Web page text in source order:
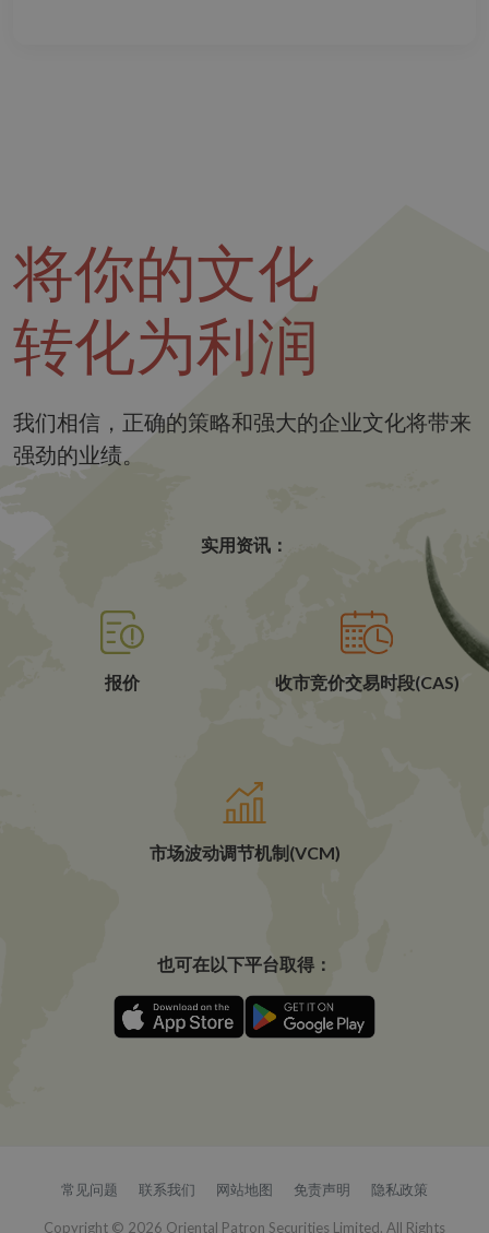
将你的文化
转化为利润
我们相信，正确的策略和强大的企业文化将带来
强劲的业绩。
实用资讯：
报价 收市竞价交易时段(CAS)
市场波动调节机制(VCM)
也可在以下平台取得：
常见问题 联系我们 网站地图 免责声明 隐私政策
Copyright © 2026 Oriental Patron Securities Limited. All Rights